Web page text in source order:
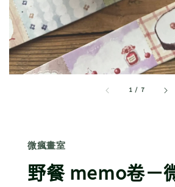
1 / 7
微瘋畫室
野餐 memo卷－